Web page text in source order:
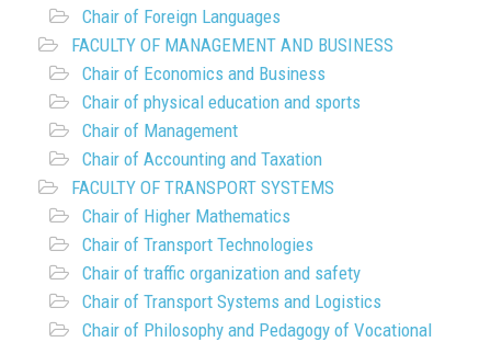
Chair of Foreign Languages
FACULTY OF MANAGEMENT AND BUSINESS
Chair of Economics and Business
Chair of physical education and sports
Chair of Management
Chair of Accounting and Taxation
FACULTY OF TRANSPORT SYSTEMS
Chair of Higher Mathematics
Chair of Transport Technologies
Chair of traffic organization and safety
Chair of Transport Systems and Logistics
Chair of Philosophy and Pedagogy of Vocational